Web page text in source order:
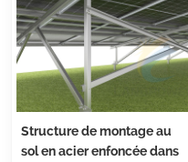
Structure de montage au
sol en acier enfoncée dans